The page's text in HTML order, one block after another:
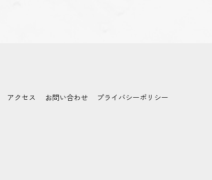
アクセス お問い合わせ プライバシーポリシー